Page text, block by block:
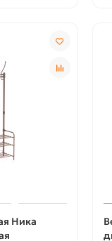
Ника